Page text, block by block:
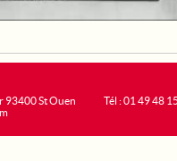
93400 St Ouen
Tél : 01 49 48